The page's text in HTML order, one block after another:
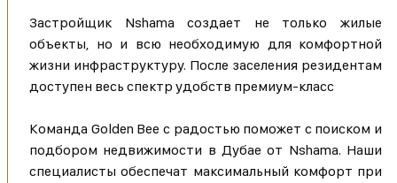
Застройщик Nshama создает не только жилые
объекты, но и всю необходимую для комфортной
жизни инфраструктуру. После заселения резидентам
доступен весь спектр удобств премиум-класс
Команда Golden Bee с радостью поможет с поиском и
подбором недвижимости в Дубае от Nshama. Наши
специалисты обеспечат максимальный комфорт при